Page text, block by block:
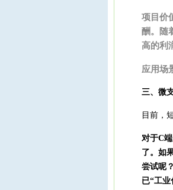
项目价
酬。随
高的利
应用场
三、微
目前，
对于C
了。如
尝试呢
已“工业